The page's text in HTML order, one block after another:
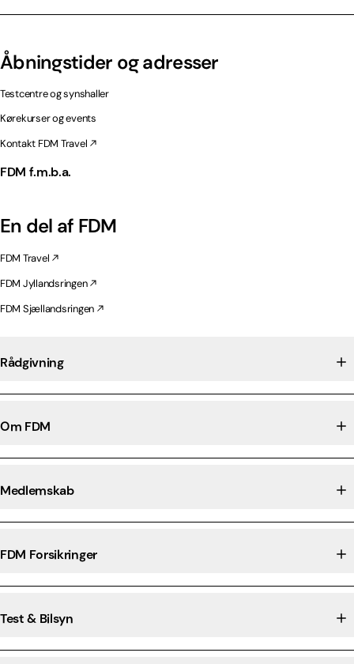
Åbningstider og adresser
Testcentre og synshaller
Kørekurser og events
Kontakt FDM Travel
FDM f.m.b.a.
En del af FDM
FDM Travel
FDM Jyllandsringen
FDM Sjællandsringen
Rådgivning
Om FDM
Medlemskab
FDM Forsikringer
Test & Bilsyn